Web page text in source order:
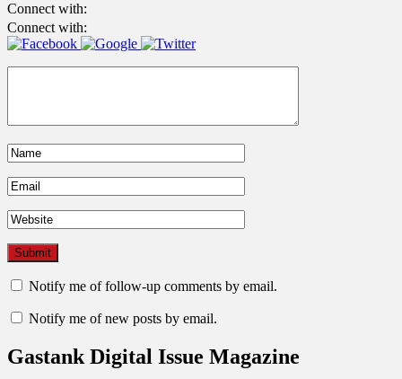
Connect with:
Connect with:
Notify me of follow-up comments by email.
Notify me of new posts by email.
Gastank Digital Issue Magazine